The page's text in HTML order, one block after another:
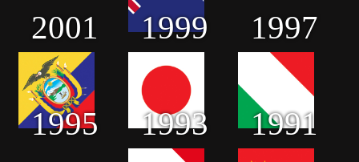
2001 1999 1997
1995 1993 1991